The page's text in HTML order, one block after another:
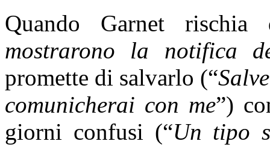
Quando Garnet
mostrarono la notifica
promette di salvarlo (“
comunicherai con me”)
giorni confusi (“Un tipo